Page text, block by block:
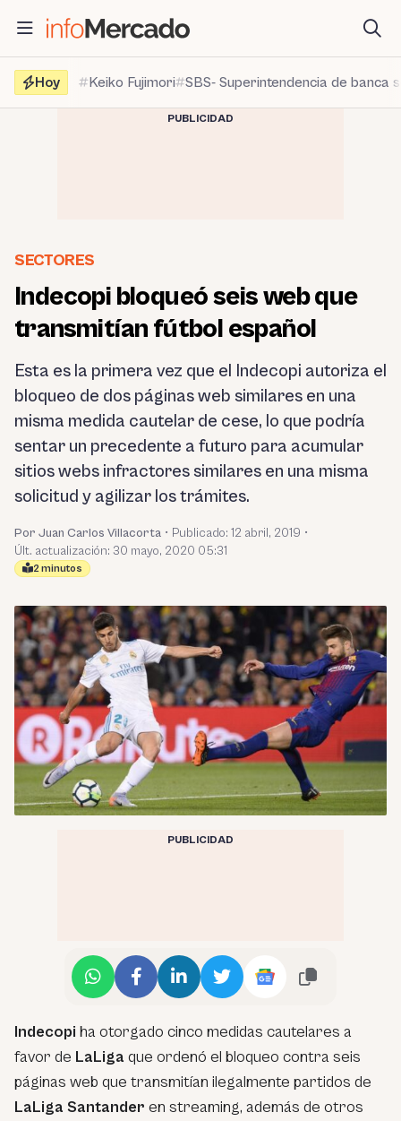
contenido
Hoy
Keiko Fujimori SBS- Superintendencia de banca
PUBLICIDAD
SECTORES
Indecopi bloqueó seis web que
transmitían fútbol español
Esta es la primera vez que el Indecopi autoriza el
bloqueo de dos páginas web similares en una
misma medida cautelar de cese, lo que podría
sentar un precedente a futuro para acumular
sitios webs infractores similares en una misma
solicitud y agilizar los trámites.
Por Juan Carlos Villacorta • Publicado: 12 abril, 2019 •
Últ. actualización: 30 mayo, 2020 05:31
2 minutos
PUBLICIDAD
Indecopi ha otorgado cinco medidas cautelares a
favor de LaLiga que ordenó el bloqueo contra seis
páginas web que transmitían ilegalmente partidos de
LaLiga Santander en streaming, además de otros